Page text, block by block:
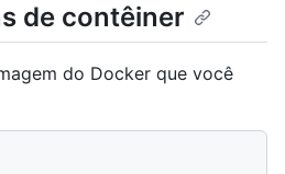
de contêiner
do Docker que você